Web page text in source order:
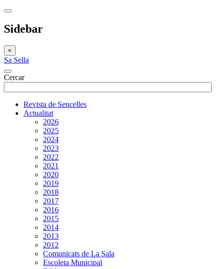
Sidebar
×
Sa Sella
Cercar
Revista de Sencelles
Actualitat
2026
2025
2024
2023
2022
2021
2020
2019
2018
2017
2016
2015
2014
2013
2012
Comunicats de La Sala
Escoleta Municipal